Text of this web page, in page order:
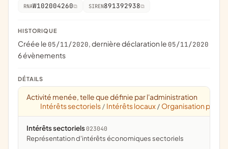
RNAW102004260 SIREN891392938
HISTORIQUE
Créée le 05/11/2020, dernière déclaration le 05/11/2020
6 évènements
DÉTAILS
Activité menée, telle que définie par l'administration
Intérêts sectoriels / Intérêts locaux / Organisation
Intérêts sectoriels 023040
représentation d'intérêts économiques sectoriels